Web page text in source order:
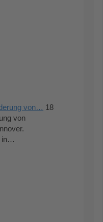
von… 18
von
in…